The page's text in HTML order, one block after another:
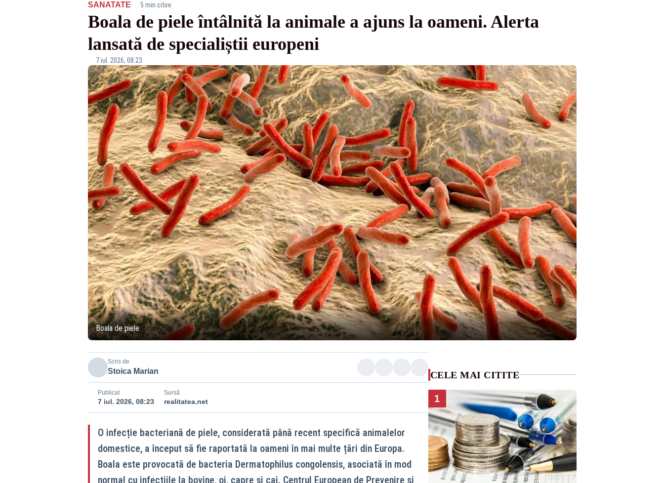
SANATATE· 5 min citire
Boala de piele întâlnită la animale a ajuns la oameni. Alerta
lansată de specialiștii europeni
7 iul. 2026, 08:23
Boala de piele
Scris de
Stoica Marian
Publicat
7 iul. 2026, 08:23
Sursă
realitatea.net
O infecție bacteriană de piele, considerată până recent specifică animalelor
domestice, a început să fie raportată la oameni în mai multe țări din Europa.
Boala este provocată de bacteria Dermatophilus congolensis, asociată în mod
normal cu infecțiile la bovine, oi, capre și cai. Centrul European de Prevenire și
CELE MAI CITITE
1